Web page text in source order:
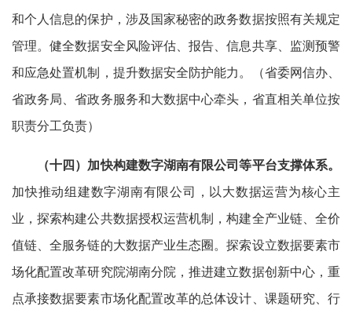
和个人信息的保护，涉及国家秘密的政务数据按照有关规定
管理。健全数据安全风险评估、报告、信息共享、监测预警
和应急处置机制，提升数据安全防护能力。（省委网信办、
省政务局、省政务服务和大数据中心牵头，省直相关单位按
职责分工负责）
（十四）加快构建数字湖南有限公司等平台支撑体系。
加快推动组建数字湖南有限公司，以大数据运营为核心主
业，探索构建公共数据授权运营机制，构建全产业链、全价
值链、全服务链的大数据产业生态圈。探索设立数据要素市
场化配置改革研究院湖南分院，推进建立数据创新中心，重
点承接数据要素市场化配置改革的总体设计、课题研究、行